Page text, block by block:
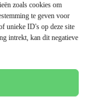
zoals cookies om
te geven voor
unieke ID's op deze site
intrekt, kan dit negatieve